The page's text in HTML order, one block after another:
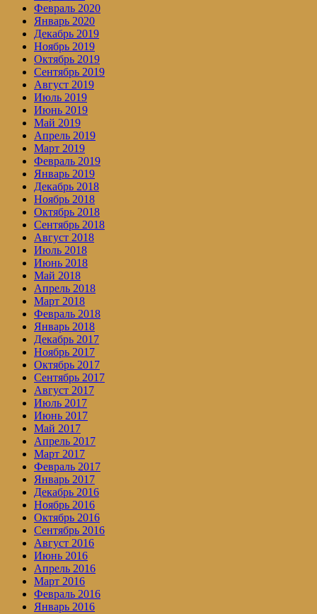
Февраль 2020
Январь 2020
Декабрь 2019
Ноябрь 2019
Октябрь 2019
Сентябрь 2019
Август 2019
Июль 2019
Июнь 2019
Май 2019
Апрель 2019
Март 2019
Февраль 2019
Январь 2019
Декабрь 2018
Ноябрь 2018
Октябрь 2018
Сентябрь 2018
Август 2018
Июль 2018
Июнь 2018
Май 2018
Апрель 2018
Март 2018
Февраль 2018
Январь 2018
Декабрь 2017
Ноябрь 2017
Октябрь 2017
Сентябрь 2017
Август 2017
Июль 2017
Июнь 2017
Май 2017
Апрель 2017
Март 2017
Февраль 2017
Январь 2017
Декабрь 2016
Ноябрь 2016
Октябрь 2016
Сентябрь 2016
Август 2016
Июнь 2016
Апрель 2016
Март 2016
Февраль 2016
Январь 2016